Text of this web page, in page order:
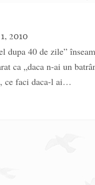
2010
dupa 40 de zile”
ca „daca n-ai un
ce faci daca-l ai…